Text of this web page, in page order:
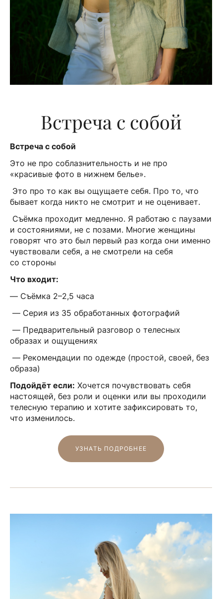
Встреча с собой
Встреча с собой
Это не про соблазнительность и не про
«красивые фото в нижнем белье».
Это про то как вы ощущаете себя. Про то, что
бывает когда никто не смотрит и не оценивает.
Съёмка проходит медленно. Я работаю с паузами
и состояниями, не с позами. Многие женщины
говорят что это был первый раз когда они именно
чувствовали себя, а не смотрели на себя
со стороны
Что входит:
— Съёмка 2–2,5 часа
— Серия из 35 обработанных фотографий
— Предварительный разговор о телесных
образах и ощущениях
— Рекомендации по одежде (простой, своей, без
образа)
Подойдёт если: Хочется почувствовать себя
настоящей, без роли и оценки или вы проходили
телесную терапию и хотите зафиксировать то,
что изменилось.
УЗНАТЬ ПОДРОБНЕЕ